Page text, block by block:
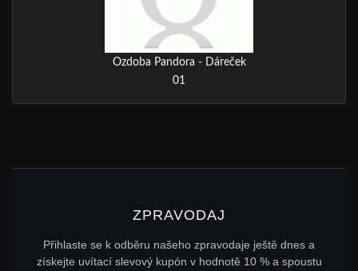
Ozdoba Pandora - Dáreček
01
ZPRAVODAJ
Přihlaste se k odběru našeho zpravodaje ještě dnes a
získejte uvítací slevový kupón v hodnotě 10 % a spoustu